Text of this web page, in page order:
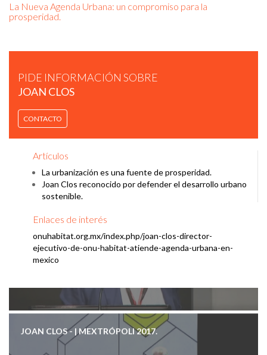
La Nueva Agenda Urbana: un compromiso para la
prosperidad.
PIDE INFORMACIÓN SOBRE
JOAN CLOS
CONTACTO
Artículos
La urbanización es una fuente de prosperidad.
Joan Clos reconocido por defender el desarrollo urbano
sostenible.
Enlaces de interés
onuhabitat.org.mx/index.php/joan-clos-director-
ejecutivo-de-onu-habitat-atiende-agenda-urbana-en-
mexico
PLANNING.
JOAN CLOS - | MEXTRÓPOLI 2017.